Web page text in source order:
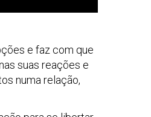
e faz com que
suas reações e
numa relação,